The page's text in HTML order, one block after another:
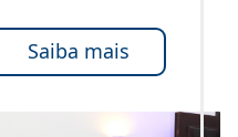
Saiba mais